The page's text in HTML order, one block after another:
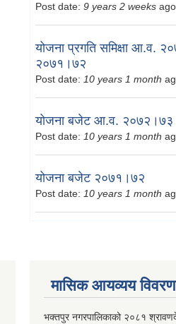
Post date: 9 years 2 weeks ago
योजना प्रगति समिक्षा आ.व.
२०७१।७२
Post date: 10 years 1 month
योजना बजेट आ.व. २०७२।७३
Post date: 10 years 1 month
योजना बजेट २०७१।७२
Post date: 10 years 1 month
मासिक आयव्यय विवरण
भक्तपुर नगरपालिकाको २०८१